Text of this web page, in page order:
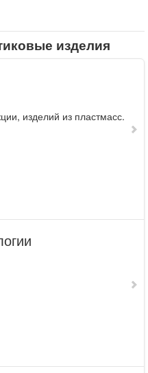
изделия
изделий из пластмасс.